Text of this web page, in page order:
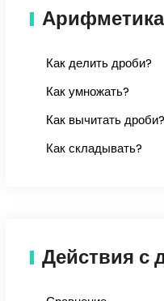
Арифметика
Как делить дроби?
Как умножать?
Как вычитать дроби?
Как складывать?
Действия с